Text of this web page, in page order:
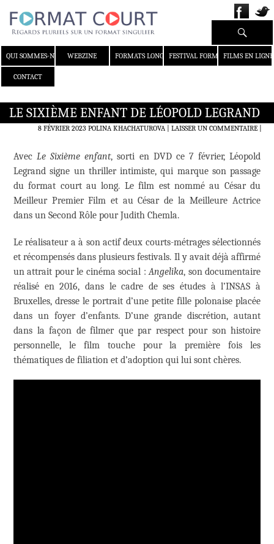
QUI SOMMES-NOUS ?WEBZINE FORMATS LONGS FESTIVAL FORMAT COURT
FILMS EN LIGNE
CONTACT
Recherche
LE SIXIÈME ENFANT DE LÉOPOLD LEGRAND
8 FÉVRIER 2023 POLINA KHACHATUROVA LAISSER UN COMMENTAIRE|
AvecLe Sixième enfant, sorti en DVD ce 7 février, Léopold
Legrand signe un thriller intimiste, qui marque son passage
du format court au long. Le film est nommé au César du
Meilleur Premier Film et au César de la Meilleure Actrice
dans un Second Rôle pour Judith Chemla.
Le réalisateur a à son actif deux courts-métrages sélectionnés
et récompensés dans plusieurs festivals. Il y avait déjà affirmé
un attrait pour le cinéma social :Angelika, son documentaire
réalisé en 2016, dans le cadre de ses études à l’INSAS à
Bruxelles, dresse le portrait d’une petite fille polonaise placée
dans un foyer d’enfants. D’une grande discrétion, autant
dans la façon de filmer que par respect pour son histoire
personnelle, le film touche pour la première fois les
thématiques de filiation et d’adoption qui lui sont chères.